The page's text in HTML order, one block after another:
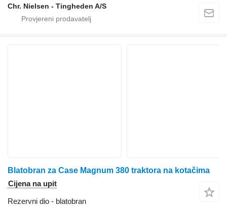
Chr. Nielsen - Tingheden A/S
Blatobran za Case Magnum 380 traktora na kotačima
Cijena na upit
Rezervni dio - blatobran